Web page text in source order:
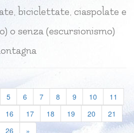
biciclettate, ciaspolate e
o senza (escursionismo)
5 6 7 8 9 10
11
16 17 18 19 20
21
26 »